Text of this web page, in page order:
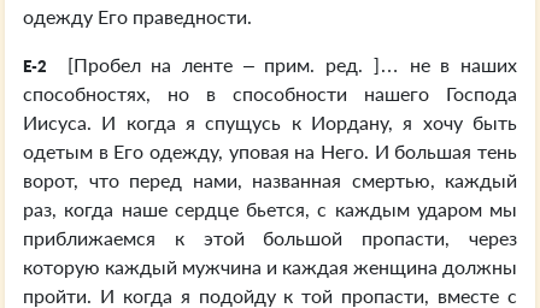
одежду Его праведности.
E-2
[Пробел на ленте – прим. ред. ]… не в наших
способностях, но в способности нашего Господа
Иисуса. И когда я спущусь к Иордану, я хочу быть
одетым в Его одежду, уповая на Него. И большая тень
ворот, что перед нами, названная смертью, каждый
раз, когда наше сердце бьется, с каждым ударом мы
приближаемся к этой большой пропасти, через
которую каждый мужчина и каждая женщина должны
пройти. И когда я подойду к той пропасти, вместе с